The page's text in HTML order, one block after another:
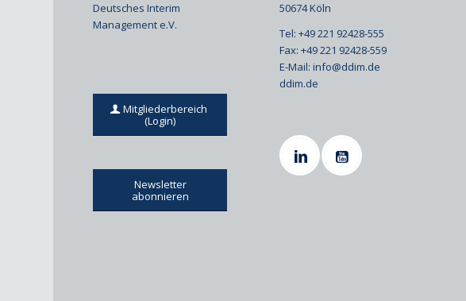
Deutsches Interim
Management e.V.
Mitgliederbereich
(Login)
Newsletter
abonnieren
50674 Köln
Tel: +49 221 92428-555
Fax: +49 221 92428-559
E-Mail:info@ddim.de
ddim.de